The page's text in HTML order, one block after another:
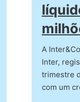
A
Inter,
trimestre
com um